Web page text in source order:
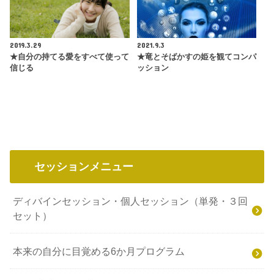
2019.3.29
★自分の持てる愛をすべて使って
信じる
2021.9.3
★竜とそばかすの姫を観てコンパ
ッション
セッションメニュー
ディバインセッション・個人セッション（単発・３回
セット）
本来の自分に目覚める6か月プログラム